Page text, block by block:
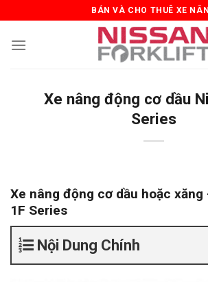
to
content
BÁN VÀ CHO THUÊ XE
Xe nâng động cơ dầu
Series
Xe nâng động cơ dầu hoặc xăng
1F Series
Nội Dung Chính